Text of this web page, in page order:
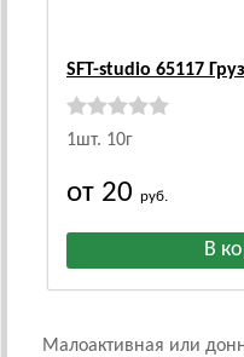
SFT-studio 65117
1шт. 10г
от 20 руб.
Малоактивная или